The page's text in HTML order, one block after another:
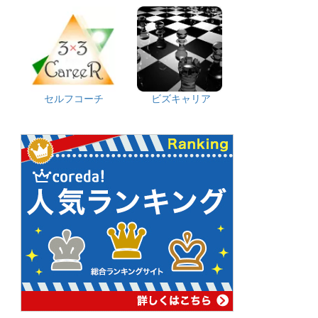
セルフコーチ ビズキャリア